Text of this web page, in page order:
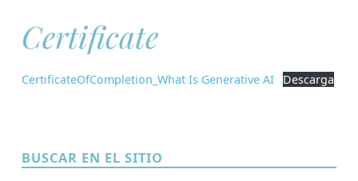
Certificate
CertificateOfCompletion_What Is Generative AI Descarga
BUSCAR EN EL SITIO